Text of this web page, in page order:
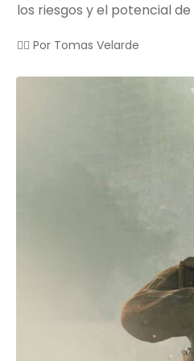
los riesgos y el potencial
✍🏻 Por Tomas Velarde